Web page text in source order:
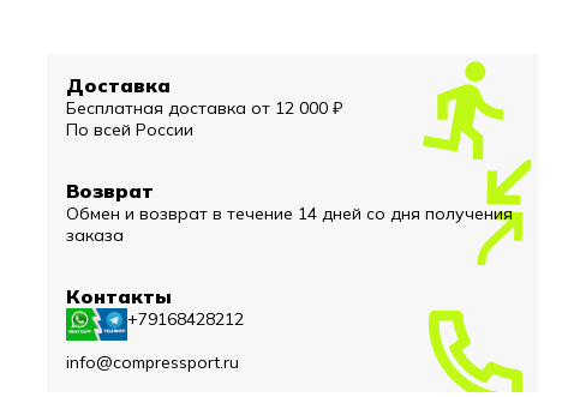
Доставка
Бесплатная доставка от 12 000 ₽
По всей России
Возврат
Обмен и возврат в течение 14 дней со дня получения
заказа
Контакты
+79168428212
info@compressport.ru